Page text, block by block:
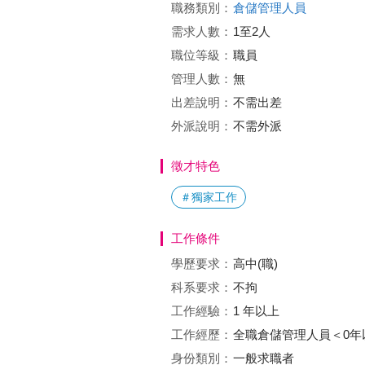
職務類別： 倉儲管理人員
需求人數： 1至2人
職位等級： 職員
管理人數： 無
出差說明： 不需出差
外派說明： 不需外派
徵才特色
＃獨家工作
工作條件
學歷要求： 高中(職)
科系要求： 不拘
工作經驗： 1 年以上
工作經歷： 全職倉儲管理人員＜0年
身份類別： 一般求職者